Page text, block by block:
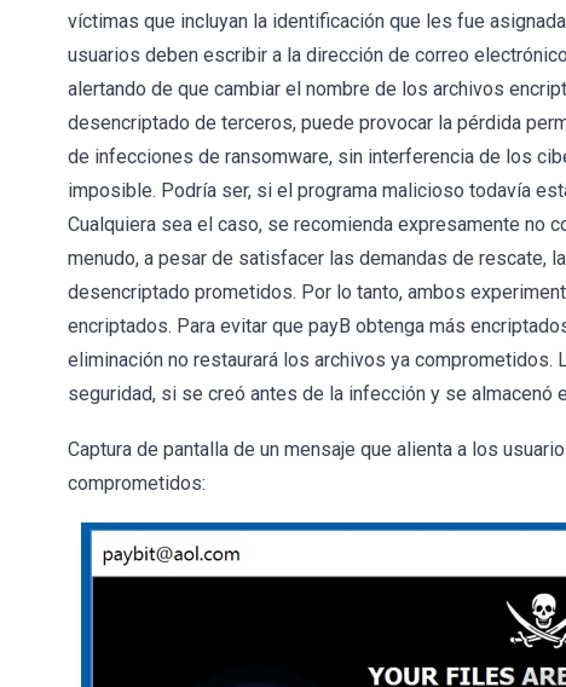
víctimas que incluyan la identificación que les fue
usuarios deben escribir a la dirección de correo
alertando de que cambiar el nombre de los archivos
desencriptado de terceros, puede provocar la pérdida
de infecciones de ransomware, sin interferencia de los
imposible. Podría ser, si el programa malicioso todavía
Cualquiera sea el caso, se recomienda expresamente no
menudo, a pesar de satisfacer las demandas de rescate,
desencriptado prometidos. Por lo tanto, ambos
encriptados. Para evitar que payB obtenga más
eliminación no restaurará los archivos ya comprometidos.
seguridad, si se creó antes de la infección y se almacenó
Captura de pantalla de un mensaje que alienta a los
comprometidos: